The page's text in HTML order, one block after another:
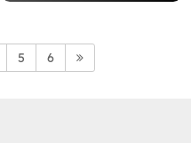
5 6